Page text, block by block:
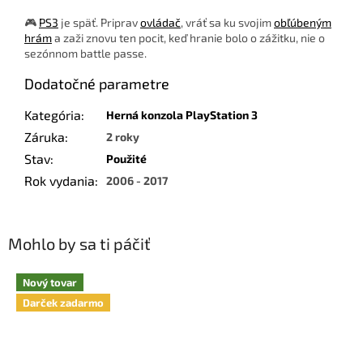
Mohlo by sa ti páčiť
Nový tovar
Darček zadarmo
🎮 PS3 je späť. Pripravovládač, vráť sa ku svojimobľúbeným
hráma zaži znovu ten pocit, keď hranie bolo o zážitku, nie o
sezónnom battle passe.
Dodatočné parametre
Kategória: Herná konzola PlayStation 3
Záruka: 2 roky
Stav: Použité
Rok vydania: 2006 - 2017